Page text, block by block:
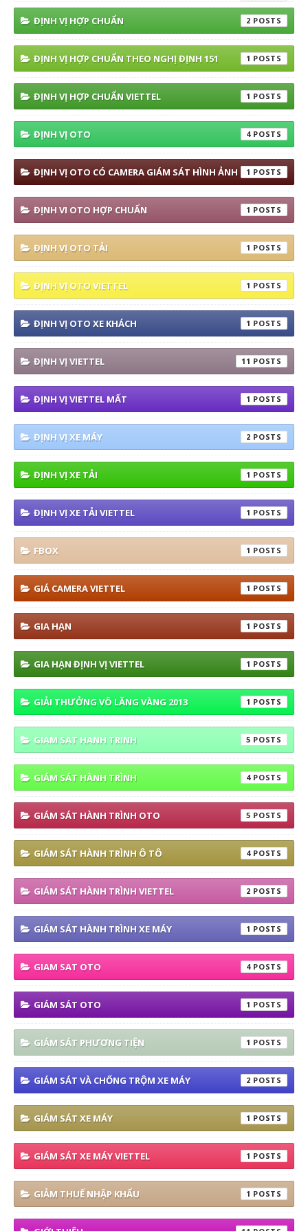
ĐỊNH VỊ HỢP CHUẨN 2
ĐỊNH VỊ HỢP CHUẨN THEO NGHỊ ĐỊNH 151 1
ĐỊNH VỊ HỢP CHUẨN VIETTEL 1
ĐỊNH VỊ OTO 4
ĐỊNH VỊ OTO CÓ CAMERA GIÁM SÁT HÌNH ẢNH 1
ĐỊNH VI OTO HỢP CHUẨN 1
ĐỊNH VỊ OTO TẢI 1
ĐỊNH VỊ OTO VIETTEL 1
ĐỊNH VỊ OTO XE KHÁCH 1
ĐỊNH VỊ VIETTEL 11
ĐỊNH VỊ VIETTEL MẤT 1
ĐỊNH VỊ XE MÁY 2
ĐỊNH VỊ XE TẢI 1
ĐỊNH VỊ XE TẢI VIETTEL 1
FBOX 1
GIÁ CAMERA VIETTEL 1
GIA HẠN 1
GIA HẠN ĐỊNH VỊ VIETTEL 1
GIẢI THƯỞNG VÔ LĂNG VÀNG 2013 1
GIAM SAT HANH TRINH 5
GIÁM SÁT HÀNH TRÌNH 4
GIÁM SÁT HÀNH TRÌNH OTO 5
GIÁM SÁT HÀNH TRÌNH Ô TÔ 4
GIÁM SÁT HÀNH TRÌNH VIETTEL 2
GIÁM SÁT HÀNH TRÌNH XE MÁY 1
GIAM SAT OTO 4
GIÁM SÁT OTO 1
GIÁM SÁT PHƯƠNG TIỆN 1
GIÁM SÁT VÀ CHỐNG TRỘM XE MÁY 2
GIÁM SÁT XE MÁY 1
GIÁM SÁT XE MÁY VIETTEL 1
GIẢM THUẾ NHẬP KHẨU 1